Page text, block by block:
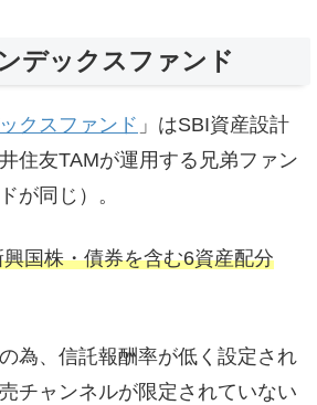
デックスファンド
クスファンド 」はSBI資産設計
住友TAMが運用する兄弟ファン
が同じ）。
国株・債券を含む6資産配分
為、信託報酬率が低く設定され
チャンネルが限定されていない